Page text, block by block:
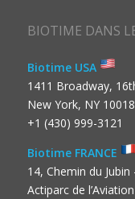
BIOTIME DANS
Biotime USA
1411 Broadway,
New York, NY 10018
+1 (430) 999-3121
Biotime FRANCE
14, Chemin du
Actiparc de